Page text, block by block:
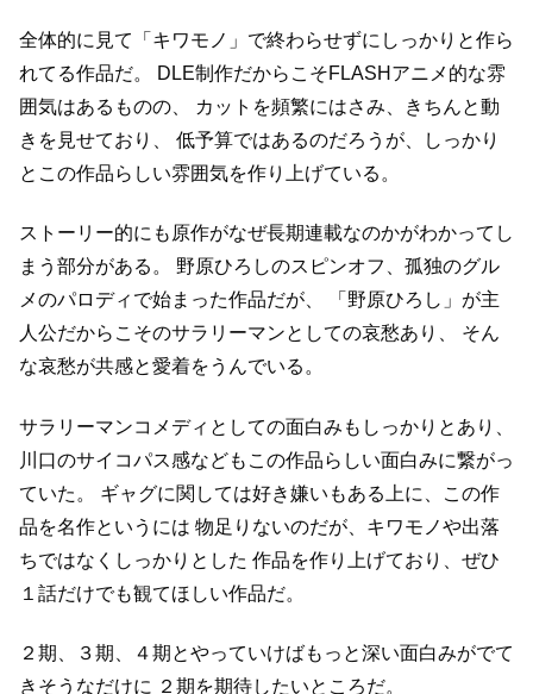
全体的に見て「キワモノ」で終わらせずにしっかりと作ら
れてる作品だ。
DLE制作だからこそFLASHアニメ的な雰
囲気はあるものの、
カットを頻繁にはさみ、きちんと動
きを見せており、
低予算ではあるのだろうが、しっかり
とこの作品らしい雰囲気を作り上げている。
ストーリー的にも原作がなぜ長期連載なのかがわかってし
まう部分がある。
野原ひろしのスピンオフ、孤独のグル
メのパロディで始まった作品だが、
「野原ひろし」が主
人公だからこそのサラリーマンとしての哀愁あり、
そん
な哀愁が共感と愛着をうんでいる。
サラリーマンコメディとしての面白みもしっかりとあり、
川口のサイコパス感などもこの作品らしい面白みに繋がっ
ていた。
ギャグに関しては好き嫌いもある上に、この作
品を名作というには 物足りないのだが、キワモノや出落
ちではなくしっかりとした 作品を作り上げており、ぜひ
１話だけでも観てほしい作品だ。
２期、３期、４期とやっていけばもっと深い面白みがでて
きそうなだけに ２期を期待したいところだ。